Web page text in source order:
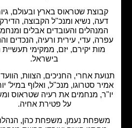
שטראוס בארץ ובעולם, גיורא בר
נשיא ומנכ"ל הקבוצה, הדירקטוריון,
והעובדים אבלים ומנחמים את
עדי, עירית ורעיה, הנכדים והנינים על
מות יקירם, יזם, ממקימי תעשיית המזון
בישראל.
אחרי, החניכים, הצוות, הוועד המנהל,
סטרוגו, מנכ"ל, ואלוף במיל' יורם יאיר,
מנחמים את רעיה שטראוס ומשפחתה
על פטירת אחיה.
נעמן, משפחת כהן, הנהלת רשת